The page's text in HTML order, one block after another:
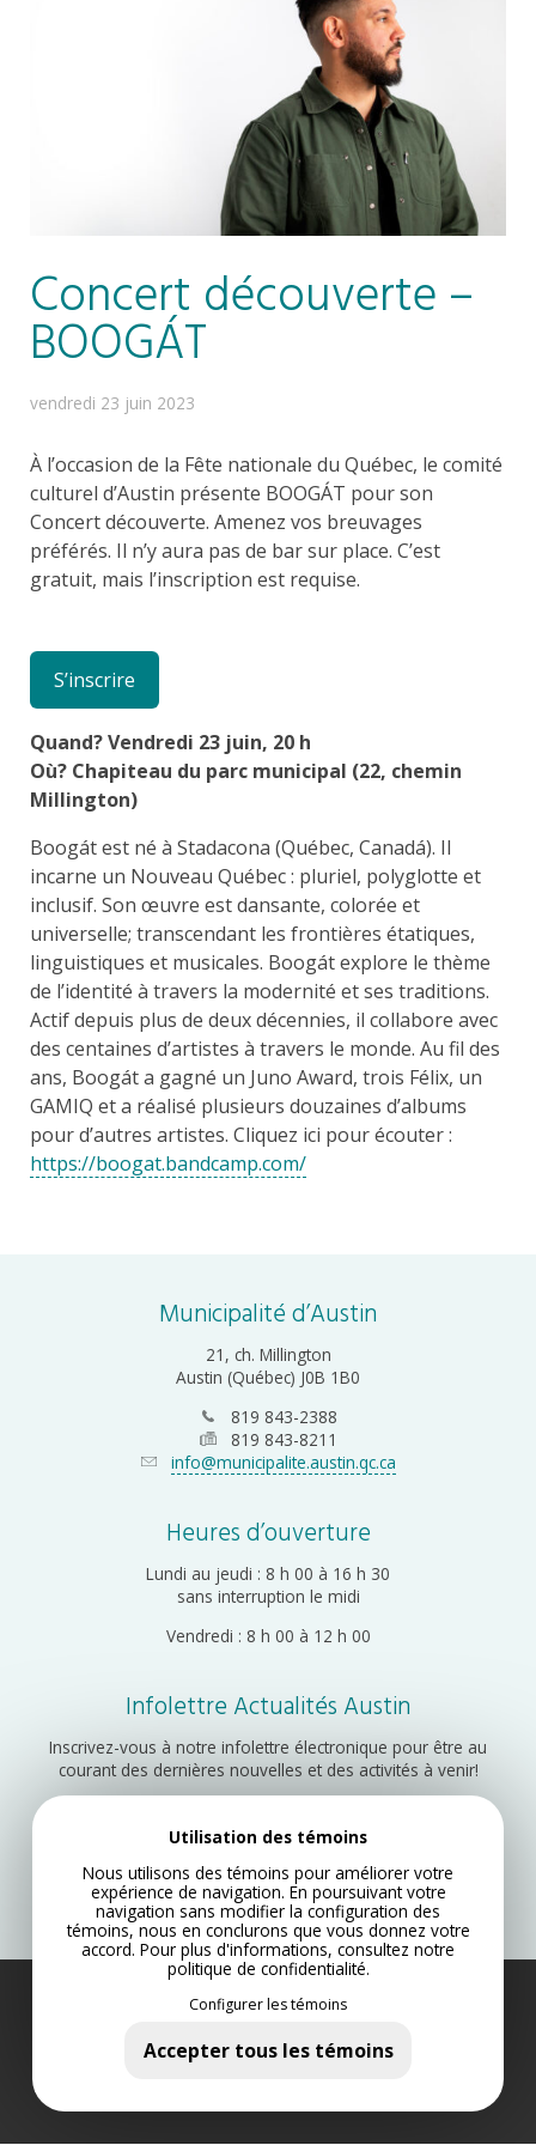
Concert découverte –
BOOGÁT
vendredi 23 juin 2023
À l’occasion de la Fête nationale du Québec, le comité
culturel d’Austin présente BOOGÁT pour son
Concert découverte. Amenez vos breuvages
préférés. Il n’y aura pas de bar sur place. C’est
gratuit, mais l’inscription est requise.
S’inscrire
Quand? Vendredi 23 juin, 20 h
Où? Chapiteau du parc municipal (22, chemin
Millington)
Boogát est né à Stadacona (Québec, Canadá). Il
incarne un Nouveau Québec : pluriel, polyglotte et
inclusif. Son œuvre est dansante, colorée et
universelle; transcendant les frontières étatiques,
linguistiques et musicales. Boogát explore le thème
de l’identité à travers la modernité et ses traditions.
Actif depuis plus de deux décennies, il collabore avec
des centaines d’artistes à travers le monde. Au fil des
ans, Boogát a gagné un Juno Award, trois Félix, un
GAMIQ et a réalisé plusieurs douzaines d’albums
pour d’autres artistes. Cliquez ici pour écouter :
https://boogat.bandcamp.com/
Municipalité d’Austin
21, ch. Millington
Austin (Québec) J0B 1B0
819 843-2388
819 843-8211
info@municipalite.austin.qc.ca
Heures d’ouverture
Lundi au jeudi : 8 h 00 à 16 h 30
sans interruption le midi
Vendredi : 8 h 00 à 12 h 00
Infolettre Actualités Austin
Inscrivez-vous à notre infolettre électronique pour être au
courant des dernières nouvelles et des activités à venir!
Municipalité d’Austin 2022
Plan du site
Politique de confidentialité
Utilisation des témoins
Nous utilisons des témoins pour améliorer votre
expérience de navigation. En poursuivant votre
navigation sans modifier la configuration des
témoins, nous en conclurons que vous donnez votre
accord. Pour plus d'informations, consultez notre
politique de confidentialité.
Configurer les témoins
Accepter tous les témoins